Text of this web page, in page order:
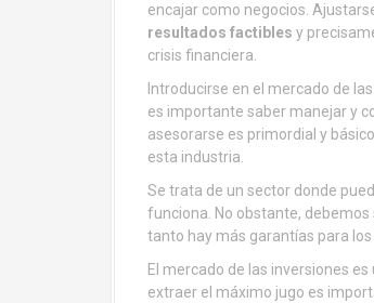
encajar como negocios.
resultados factibles y
crisis financiera.
Introducirse en el mercado de
es importante saber manejar y
asesorarse es primordial y
esta industria.
Se trata de un sector donde
funciona. No obstante,
tanto hay más garantías para los
El mercado de las inversiones
extraer el máximo jugo es